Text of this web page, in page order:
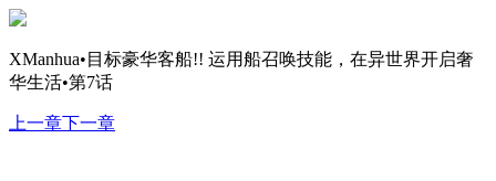
XManhua•目标豪华客船!! 运用船召唤技能，在异世界开启奢
华生活•第7话
上一章下一章